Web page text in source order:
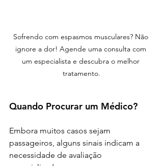
Sofrendo com espasmos musculares? Não
ignore a dor! Agende uma consulta com
um especialista e descubra o melhor
tratamento.
Quando Procurar um Médico?
Embora muitos casos sejam
passageiros, alguns sinais indicam a
necessidade de avaliação